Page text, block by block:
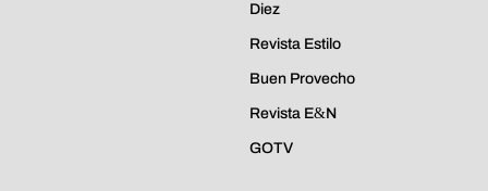
Diez
Revista Estilo
Buen Provecho
Revista E&N
GOTV